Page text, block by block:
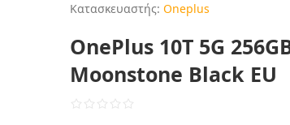
Κατασκευαστής: Oneplus
OnePlus 10T 5G
Moonstone Black EU